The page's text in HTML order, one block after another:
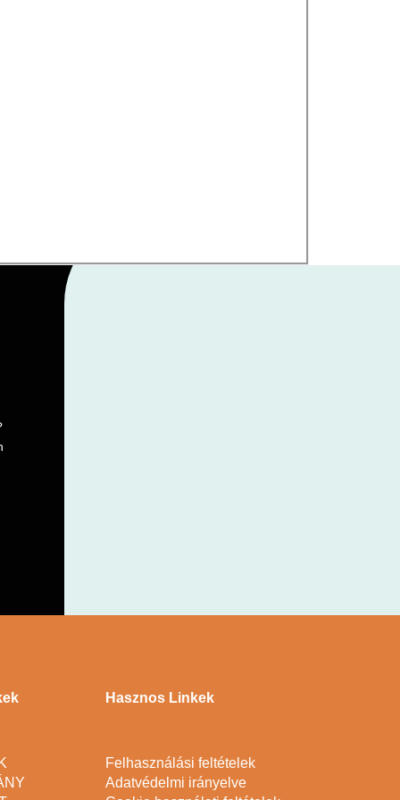
Hasznos Linkek
Felhasználási feltételek
Adatvédelmi irányelve